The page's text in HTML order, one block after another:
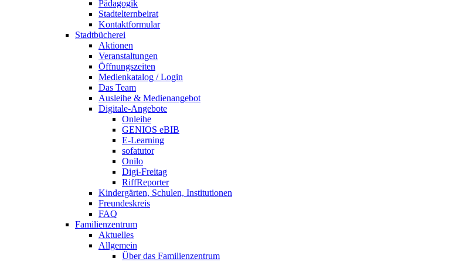
Pädagogik
Stadtelternbeirat
Kontaktformular
Stadtbücherei
Aktionen
Veranstaltungen
Öffnungszeiten
Medienkatalog / Login
Das Team
Ausleihe & Medienangebot
Digitale-Angebote
Onleihe
GENIOS eBIB
E-Learning
sofatutor
Onilo
Digi-Freitag
RiffReporter
Kindergärten, Schulen, Institutionen
Freundeskreis
FAQ
Familienzentrum
Aktuelles
Allgemein
Über das Familienzentrum